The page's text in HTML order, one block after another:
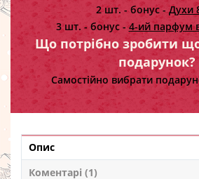
2 шт. - бонус -Духи
3 шт. - бонус -4-ий парфум
Що потрібно зробити
подарунок?
Самостійно вибрати
Опис
Коментарі (1)